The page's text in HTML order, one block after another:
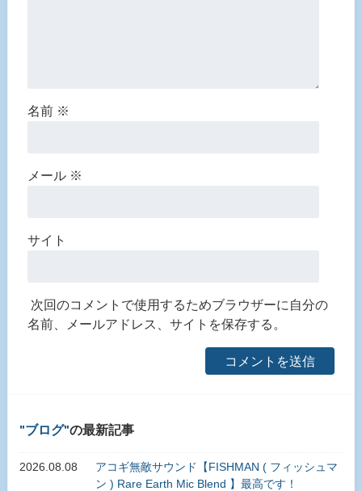
名前 ※
メール ※
サイト
次回のコメントで使用するためブラウザーに自分の
名前、メールアドレス、サイトを保存する。
ブログ の最新記事
2026.08.08
アコギ無敵サウンド【FISHMAN ( フィッシュマ
ン ) Rare Earth Mic Blend 】最高です！